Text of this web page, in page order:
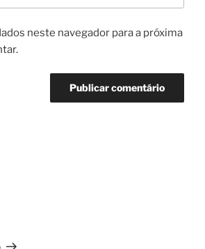
neste navegador para a próxima